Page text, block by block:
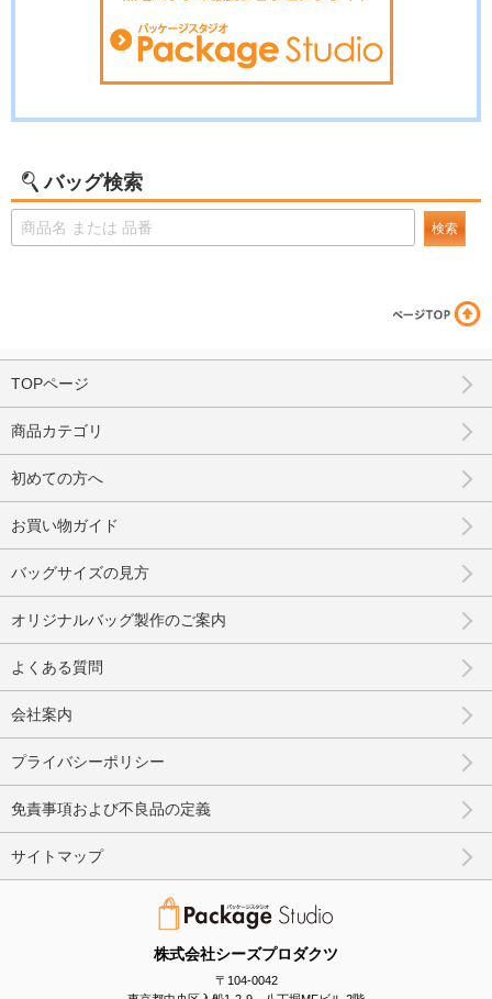
バッグ検索
検索
株式会社シーズプロダクツ
〒104-0042
TOPページ
商品カテゴリ
初めての方へ
お買い物ガイド
バッグサイズの見方
オリジナルバッグ製作のご案内
よくある質問
会社案内
プライバシーポリシー
免責事項および不良品の定義
サイトマップ